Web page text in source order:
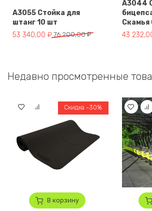
A3055 Стойка для
штанг 10 шт
76 200,00₽
Первоначальная цена составляла 76
53 340,00 ₽
Текущая цена: 53 340,00 ₽.
A3044
Скамья
43
Текущая
Недавно просмотренные
В корзину
Скидка -30%